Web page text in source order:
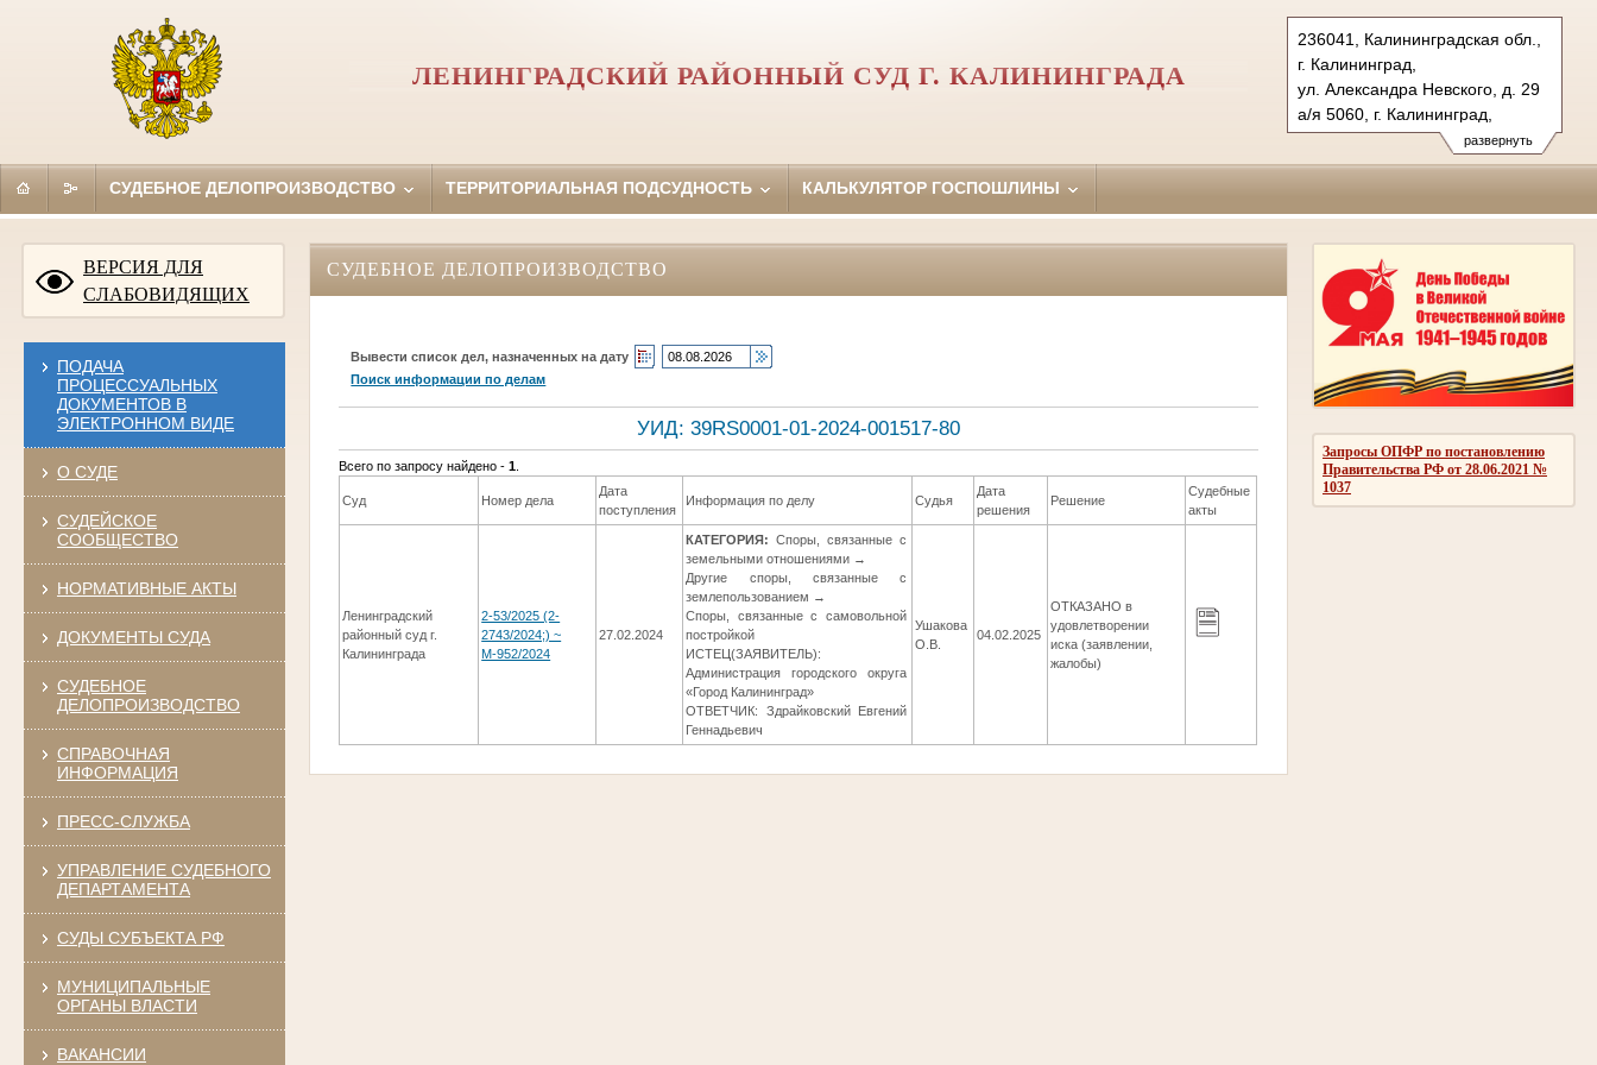
развернуть
236041, Калининградская обл.,
г. Калининград,
ул. Александра Невского, д. 29
а/я 5060, г. Калининград,
236035 (почт.)
Тел.: (4012) 53-13-75, 51-27-15
leningradsky.kln@sudrf.ru
ЛЕНИНГРАДСКИЙ РАЙОННЫЙ СУД Г. КАЛИНИНГРАДА
СУДЕБНОЕ ДЕЛОПРОИЗВОДСТВО ТЕРРИТОРИАЛЬНАЯ ПОДСУДНОСТЬ КАЛЬКУЛЯТОР ГОСПОШЛИНЫ
ВЕРСИЯ ДЛЯ
СЛАБОВИДЯЩИХ
ПОДАЧА
ПРОЦЕССУАЛЬНЫХ
ДОКУМЕНТОВ В
ЭЛЕКТРОННОМ ВИДЕ
О СУДЕ
СУДЕЙСКОЕ
СООБЩЕСТВО
НОРМАТИВНЫЕ АКТЫ
ДОКУМЕНТЫ СУДА
СУДЕБНОЕ
ДЕЛОПРОИЗВОДСТВО
СПРАВОЧНАЯ
ИНФОРМАЦИЯ
ПРЕСС-СЛУЖБА
УПРАВЛЕНИЕ СУДЕБНОГО
ДЕПАРТАМЕНТА
СУДЫ СУБЪЕКТА РФ
МУНИЦИПАЛЬНЫЕ
ОРГАНЫ ВЛАСТИ
ВАКАНСИИ
Запросы ОПФР по постановлению
Правительства РФ от 28.06.2021 №
1037
СУДЕБНОЕ ДЕЛОПРОИЗВОДСТВО
Вывести список дел, назначенных на дату
Поиск информации по делам
УИД: 39RS0001-01-2024-001517-80
Всего по запросу найдено -1
Суд Номер дела
Дата
поступления
Информация по делу Судья
Дата
решения
Решение
Судебные
акты
Ленинградский
районный суд г.
Калининграда
2-53/2025 (2-
2743/2024;) ~
М-952/2024
27.02.2024
КАТЕГОРИЯ: Споры, связанные с
земельными отношениями →
Другие споры, связанные с
землепользованием →
Споры, связанные с самовольной
постройкой
ИСТЕЦ(ЗАЯВИТЕЛЬ):
Администрация городского округа
«Город Калининград»
ОТВЕТЧИК: Здрайковский Евгений
Геннадьевич
Ушакова
О.В.
04.02.2025
ОТКАЗАНО в
удовлетворении
иска (заявлении,
жалобы)